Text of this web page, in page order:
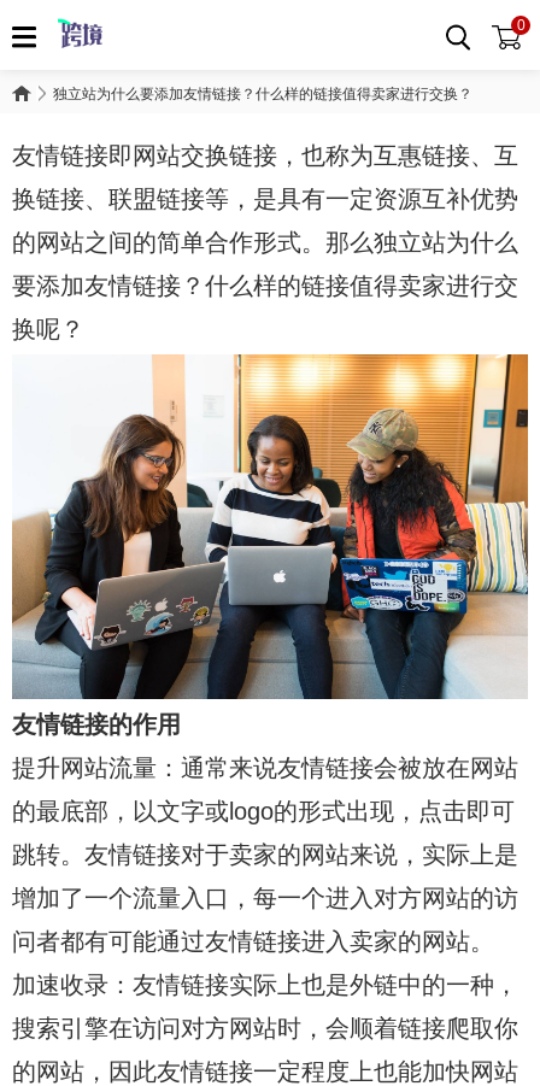
0
独立站为什么要添加友情链接？什么样的链接值得卖家进行交换？
友情链接即网站交换链接，也称为互惠链接、互
换链接、联盟链接等，是具有一定资源互补优势
的网站之间的简单合作形式。那么独立站为什么
要添加友情链接？什么样的链接值得卖家进行交
换呢？
友情链接的作用
提升网站流量：通常来说友情链接会被放在网站
的最底部，以文字或logo的形式出现，点击即可
跳转。友情链接对于卖家的网站来说，实际上是
增加了一个流量入口，每一个进入对方网站的访
问者都有可能通过友情链接进入卖家的网站。
加速收录：友情链接实际上也是外链中的一种，
搜索引擎在访问对方网站时，会顺着链接爬取你
的网站，因此友情链接一定程度上也能加快网站